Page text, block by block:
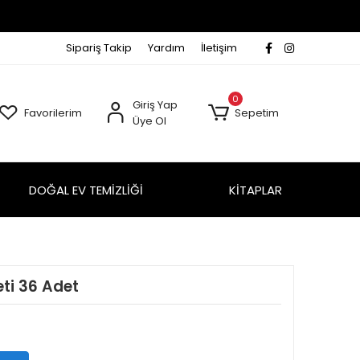
Sipariş Takip Yardım İletişim
Favorilerim
Giriş Yap
Üye Ol
0
Sepetim
DOĞAL EV TEMİZLİĞİ KİTAPLAR
36 Adet